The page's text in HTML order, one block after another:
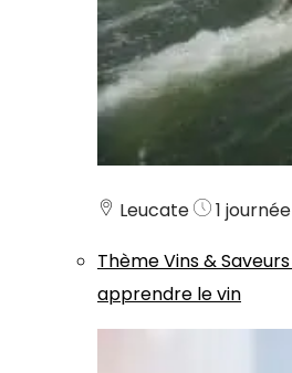
Leucate
1 journée
ThèmeVins & Saveurs
apprendre le vin